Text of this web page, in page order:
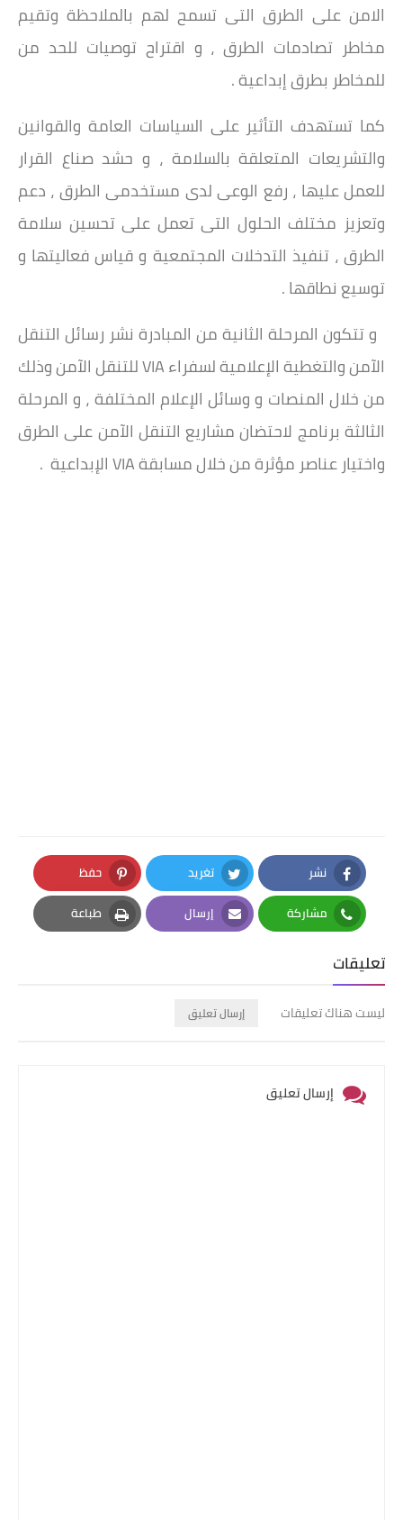
الامن على الطرق التى تسمح لهم بالملاحظة وتقيم
مخاطر تصادمات الطرق ، و اقتراح توصيات للحد من
للمخاطر بطرق إبداعية .
كما تستهدف التأثير على السياسات العامة والقوانين
والتشريعات المتعلقة بالسلامة ، و حشد صناع القرار
للعمل عليها ، رفع الوعى لدى مستخدمى الطرق ، دعم
وتعزيز مختلف الحلول التى تعمل على تحسين سلامة
الطرق ، تنفيذ التدخلات المجتمعية و قياس فعاليتها و
توسيع نطاقها .
و تتكون المرحلة الثانية من المبادرة نشر رسائل التنقل
الآمن والتغطية الإعلامية لسفراء VIA للتنقل الآمن وذلك
من خلال المنصات و وسائل الإعلام المختلفة ، و المرحلة
الثالثة برنامج لاحتضان مشاريع التنقل الآمن على الطرق
واختيار عناصر مؤثرة من خلال مسابقة VIA الإبداعية .
نشر
Facebook
تغريد
Twitter
حفظ
Pinterest
مشاركة
Whatsapp
إرسال
Email
طباعة
Print
تعليقات
ليست هناك تعليقات إرسال تعليق
إرسال تعليق